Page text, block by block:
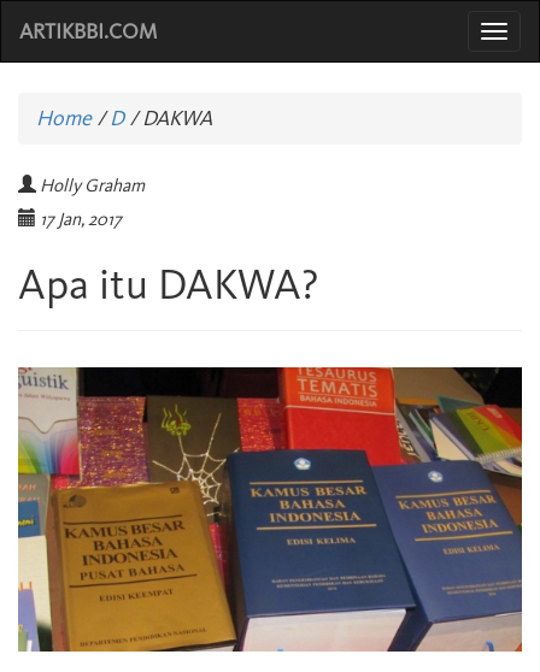
ARTIKBBI.COM
Home/D /DAKWA
Holly Graham
17 Jan, 2017
Apa itu DAKWA?